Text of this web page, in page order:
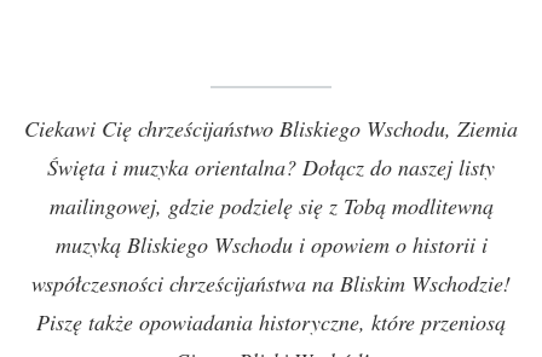
Ciekawi Cię chrześcijaństwo Bliskiego Wschodu, Ziemia
Święta i muzyka orientalna? Dołącz do naszej listy
mailingowej, gdzie podzielę się z Tobą modlitewną
muzyką Bliskiego Wschodu i opowiem o historii i
współczesności chrześcijaństwa na Bliskim Wschodzie!
Piszę także opowiadania historyczne, które przeniosą